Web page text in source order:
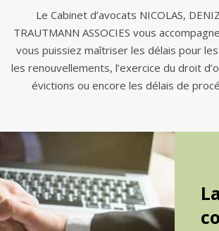
Le Cabinet d’avocats NICOLAS,
TRAUTMANN ASSOCIES vous
vous puissiez maîtriser les délais pour
les renouvellements, l’exercice du droit
évictions ou encore les délais de